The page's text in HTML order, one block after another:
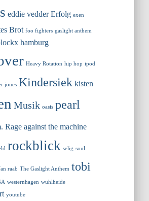
eddie vedder Erfolg exen
Brot foo fighters gaslight anthem
hamburg
Heavy Rotation hip hop ipod
jones Kindersiek kisten
Musik oasis pearl
Rage against the machine
rockblick selig soul
raab The Gaslight Anthem tobi
westernhagen wuhlheide
youtube